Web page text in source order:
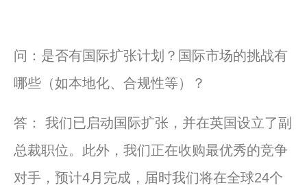
问：是否有国际扩张计划？国际市场的挑战有
哪些（如本地化、合规性等）？
答： 我们已启动国际扩张，并在英国设立了副
总裁职位。此外，我们正在收购最优秀的竞争
对手，预计4月完成，届时我们将在全球24个